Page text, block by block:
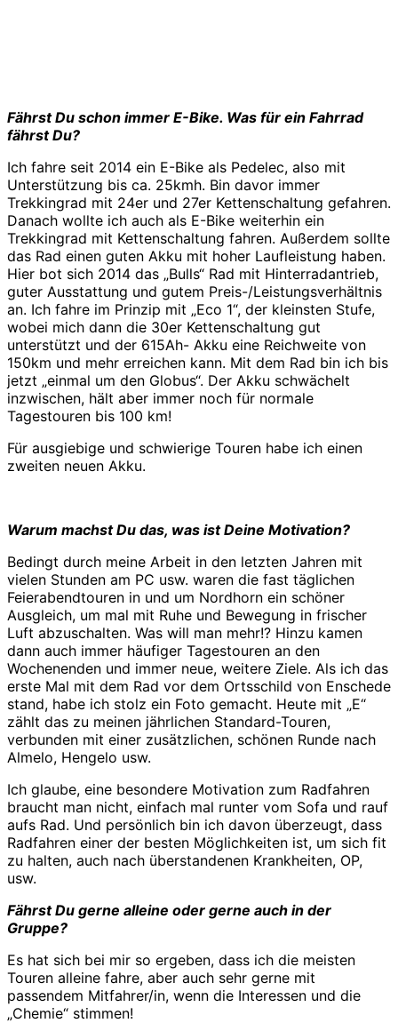
Fährst Du schon immer E-Bike. Was für ein Fahrrad
fährst Du?
Ich fahre seit 2014 ein E-Bike als Pedelec, also mit
Unterstützung bis ca. 25kmh. Bin davor immer
Trekkingrad mit 24er und 27er Kettenschaltung gefahren.
Danach wollte ich auch als E-Bike weiterhin ein
Trekkingrad mit Kettenschaltung fahren. Außerdem sollte
das Rad einen guten Akku mit hoher Laufleistung haben.
Hier bot sich 2014 das „Bulls“ Rad mit Hinterradantrieb,
guter Ausstattung und gutem Preis-/Leistungsverhältnis
an. Ich fahre im Prinzip mit „Eco 1“, der kleinsten Stufe,
wobei mich dann die 30er Kettenschaltung gut
unterstützt und der 615Ah- Akku eine Reichweite von
150km und mehr erreichen kann. Mit dem Rad bin ich bis
jetzt „einmal um den Globus“. Der Akku schwächelt
inzwischen, hält aber immer noch für normale
Tagestouren bis 100 km!
Für ausgiebige und schwierige Touren habe ich einen
zweiten neuen Akku.
Warum machst Du das, was ist Deine Motivation?
Bedingt durch meine Arbeit in den letzten Jahren mit
vielen Stunden am PC usw. waren die fast täglichen
Feierabendtouren in und um Nordhorn ein schöner
Ausgleich, um mal mit Ruhe und Bewegung in frischer
Luft abzuschalten. Was will man mehr!? Hinzu kamen
dann auch immer häufiger Tagestouren an den
Wochenenden und immer neue, weitere Ziele. Als ich das
erste Mal mit dem Rad vor dem Ortsschild von Enschede
stand, habe ich stolz ein Foto gemacht. Heute mit „E“
zählt das zu meinen jährlichen Standard-Touren,
verbunden mit einer zusätzlichen, schönen Runde nach
Almelo, Hengelo usw.
Ich glaube, eine besondere Motivation zum Radfahren
braucht man nicht, einfach mal runter vom Sofa und rauf
aufs Rad. Und persönlich bin ich davon überzeugt, dass
Radfahren einer der besten Möglichkeiten ist, um sich fit
zu halten, auch nach überstandenen Krankheiten, OP,
usw.
Fährst Du gerne alleine oder gerne auch in der
Gruppe?
Es hat sich bei mir so ergeben, dass ich die meisten
Touren alleine fahre, aber auch sehr gerne mit
passendem Mitfahrer/in, wenn die Interessen und die
„Chemie“ stimmen!